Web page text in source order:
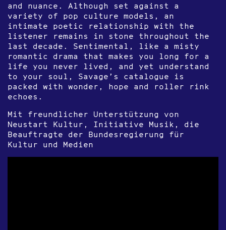
and nuance. Although set against a
variety of pop culture models, an
intimate poetic relationship with the
listener remains in stone throughout the
last decade. Sentimental, like a misty
romantic drama that makes you long for a
life you never lived, and yet understand
to your soul, Savage’s catalogue is
packed with wonder, hope and roller rink
echoes.
Mit freundlicher Unterstützung von
Neustart Kultur, Initiative Musik, die
Beauftragte der Bundesregierung für
Kultur und Medien